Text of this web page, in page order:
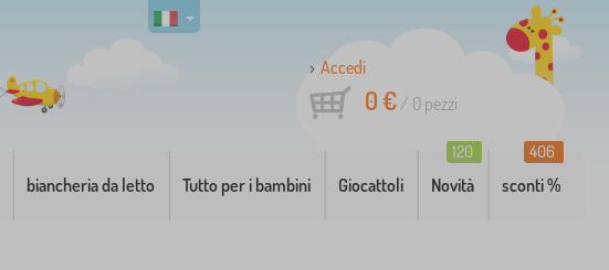
Accedi
0 €/ 0 pezzi
biancheria da letto Tutto per i bambini Giocattoli Novità
120
sconti %
406